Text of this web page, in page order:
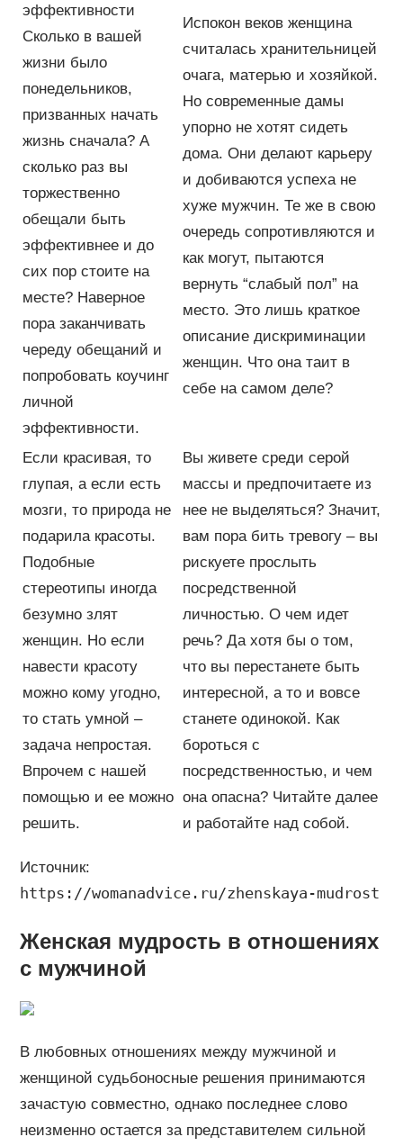
эффективности
Сколько в вашей
жизни было
понедельников,
призванных начать
жизнь сначала? А
сколько раз вы
торжественно
обещали быть
эффективнее и до
сих пор стоите на
месте? Наверное
пора заканчивать
череду обещаний и
попробовать коучинг
личной
эффективности.
Испокон веков женщина
считалась хранительницей
очага, матерью и хозяйкой.
Но современные дамы
упорно не хотят сидеть
дома. Они делают карьеру
и добиваются успеха не
хуже мужчин. Те же в свою
очередь сопротивляются и
как могут, пытаются
вернуть “слабый пол” на
место. Это лишь краткое
описание дискриминации
женщин. Что она таит в
себе на самом деле?
Если красивая, то
глупая, а если есть
мозги, то природа не
подарила красоты.
Подобные
стереотипы иногда
безумно злят
женщин. Но если
навести красоту
можно кому угодно,
то стать умной –
задача непростая.
Впрочем с нашей
помощью и ее можно
решить.
Вы живете среди серой
массы и предпочитаете из
нее не выделяться? Значит,
вам пора бить тревогу – вы
рискуете прослыть
посредственной
личностью. О чем идет
речь? Да хотя бы о том,
что вы перестанете быть
интересной, а то и вовсе
станете одинокой. Как
бороться с
посредственностью, и чем
она опасна? Читайте далее
и работайте над собой.
Источник:
https://womanadvice.ru/zhenskaya-mudrost
Женская мудрость в отношениях
с мужчиной
В любовных отношениях между мужчиной и
женщиной судьбоносные решения принимаются
зачастую совместно, однако последнее слово
неизменно остается за представителем сильной